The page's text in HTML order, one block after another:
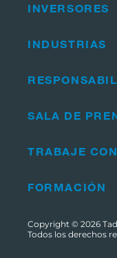
INVERSORES
INDUSTRIAS
SALA DE
TRABAJE
FORMACIÓN
Copyright © 2026
Todos los derechos